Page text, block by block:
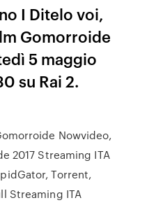
I Ditelo voi,
Gomorroide
5 maggio
su Rai 2.
Nowvideo,
2017 Streaming ITA
Torrent,
Streaming ITA